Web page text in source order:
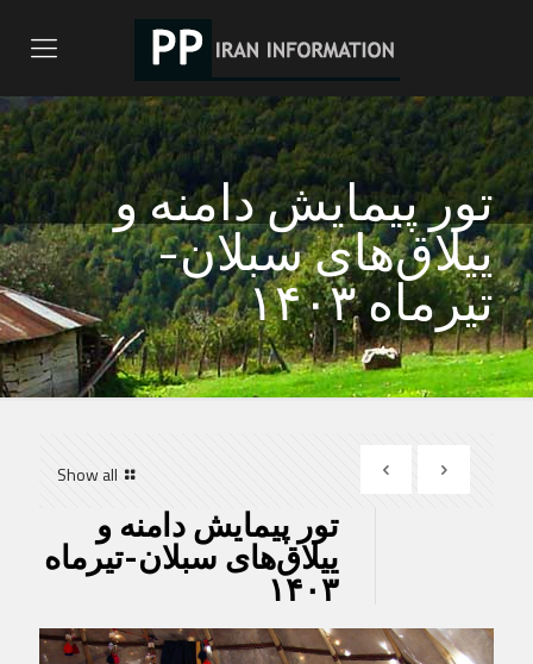
تور پیمایش دامنه و
ییلاق‌های سبلان-
تیرماه ۱۴۰۳
Show all
تور پیمایش دامنه و
ییلاق‌های سبلان-تیرماه
۱۴۰۳